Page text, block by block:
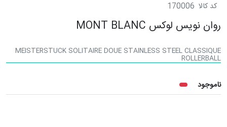
کد کالا 170006
روان نویس لوکس MONT BLANC
MEISTERSTUCK SOLITAIRE DOUE STAINLESS STEEL CLASSIQUE
ROLLERBALL
ناموجود